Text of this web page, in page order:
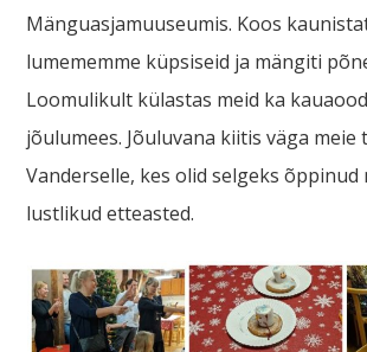
Mänguasjamuuseumis. Koos
lumememme küpsiseid ja mängiti
Loomulikult külastas meid ka
jõulumees. Jõuluvana kiitis väga meie
Vanderselle, kes olid selgeks õppinud
lustlikud etteasted.